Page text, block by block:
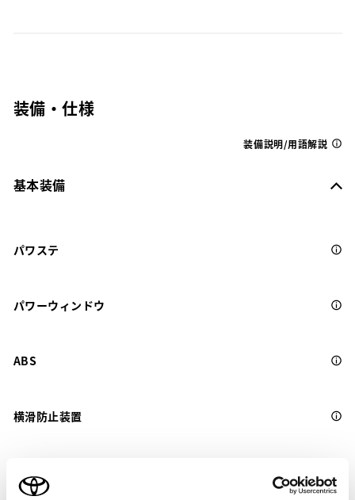
装備・仕様
装備説明/用語解説
基本装備
パワステ
パワーウィンドウ
ABS
横滑防止装置
：ｽﾏｰﾄｷ-